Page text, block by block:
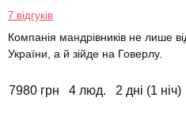
7 відгуків
Компанія мандрівників не лише
України, а й зійде на Говерлу.
7980 грн 4 люд. 2 дні (1 ніч)